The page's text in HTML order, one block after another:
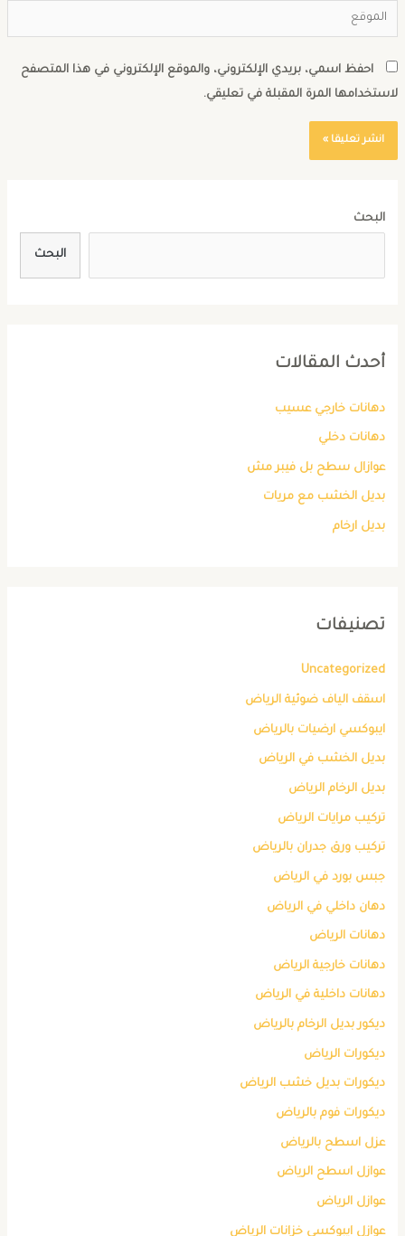
احفظ اسمي، بريدي الإلكتروني، والموقع الإلكتروني في هذا المتصفح
المرة المقبلة في تعليقي.
البحث
البحث
أحدث المقالات
دهانات خارجي عسيب
دهانات دخلي
عوازال سطح بل فيبر مش
بديل الخشب مع مريات
بديل ارخام
تصنيفات
Uncategorized
اسقف الياف ضوئية الرياض
ايبوكسي ارضيات بالرياض
بديل الخشب في الرياض
بديل الرخام الرياض
تركيب مرايات الرياض
تركيب ورق جدران بالرياض
جبس بورد في الرياض
دهان داخلي في الرياض
دهانات الرياض
دهانات خارجية الرياض
دهانات داخلية في الرياض
ديكور بديل الرخام بالرياض
ديكورات الرياض
ديكورات بديل خشب الرياض
ديكورات فوم بالرياض
عزل اسطح بالرياض
عوازل اسطح الرياض
عوازل الرياض
عوازل ايبوكسي خزانات الرياض